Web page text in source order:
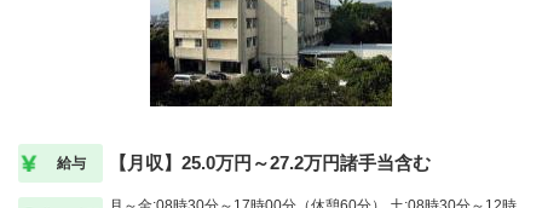
給与 【月収】25.0万円～27.2万円諸手当含む